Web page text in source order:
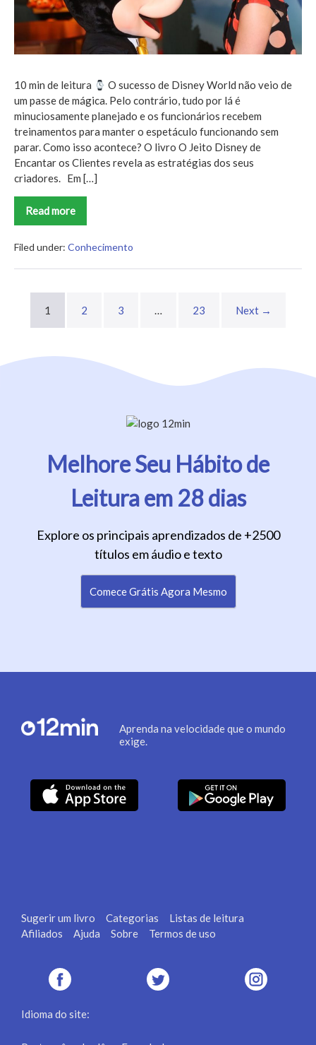
10 min de leitura
O sucesso de Disney World não veio de
um passe de mágica. Pelo contrário, tudo por lá é
minuciosamente planejado e os funcionários recebem
treinamentos para manter o espetáculo funcionando sem
parar. Como isso acontece? O livro O Jeito Disney de
Encantar os Clientes revela as estratégias dos seus
criadores. Em […]
Read more
O
Jeito
de
os
Filed under: Conhecimento
1 2 3 23 Next →
Melhore Seu Hábito de
Leitura em 28 dias
Explore os principais aprendizados de +2500
títulos em áudio e texto
Comece Grátis Agora Mesmo
Aprenda na velocidade que o mundo
exige.
Sugerir um livro Categorias
Listas de leitura
Afiliados
Ajuda Sobre Termos de uso
Idioma do site: